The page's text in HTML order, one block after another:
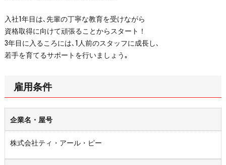
入社1年目は､先輩の丁寧な教育を受けながら
資格取得に向けて頑張ることからスタート！
3年目に入るころには､1人前のスタッフに成長し､
若手を育てるサポートを行いましょう｡
雇用条件
企業名・屋号
株式会社ティ・アール・ピー